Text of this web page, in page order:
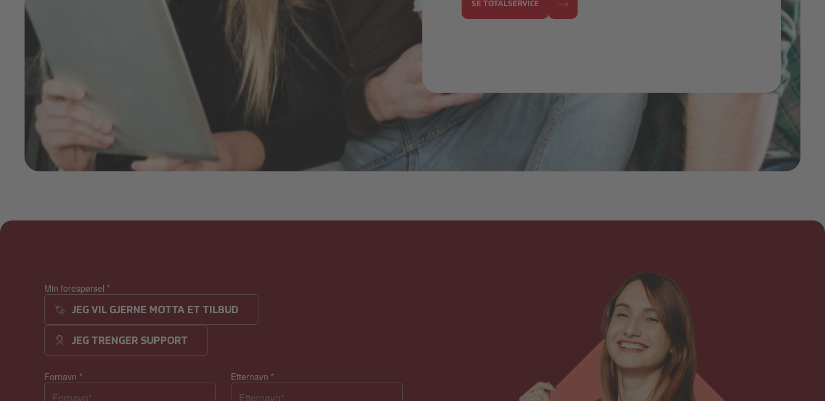
SE TOTALSERVICE
Min forespørsel *
JEG VIL GJERNE MOTTA ET TILBUD
JEG TRENGER SUPPORT
Fornavn * Etternavn *